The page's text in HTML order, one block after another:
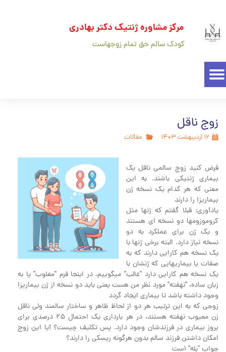
مرکز مشاوره ژنتیک دکتر بهادری
کودک سالم حق تمام زوجهاست
زوج ناقل
۱۲ اردیبهشت ۱۴۰۳ مقالات
فرض کنید زوج سالمی ناقل یک
بیماری ژنتیکی باشند. به این
معنی که هر کدام یک نسخه ژن
بیماریزا را دارند
یادآوری: قبلا گفتم که ژنها مثل
کروموزومها دو نسخه ای هستند
و یک ژن برای عملکرد به دو
نسخه نیاز دارد. البته برخی ژنها با
یک نسخه هم کارایی دارند که به
صفات یا بیماریهایی که ژنشان با
یک نسخه هم کارایی دارد "غالب" میگوییم. در اینجا فرم "مغلوب" یا به
زبان ساده، "نهفته" مورد نظر من هست یعنی باید دو نسخه از ژن بیماریزا
وجود داشته باشد تا بیماری ایجاد گردد
زوجی که به این ترتیب هر دو از لحاظ ظاهر و ساختار سالمند ولی ناقل
زن معیوب نهفته هستند، در هر بارداری یک احتمال 25 درصدی برای
بروز بیماری در فرزندشان وجود دارد. پس تکلیف چیست؟ آیا این زوج
امکان داشتن فرزند سالم بدون هرگونه ریسکی را دارند؟
جواب "بله" است